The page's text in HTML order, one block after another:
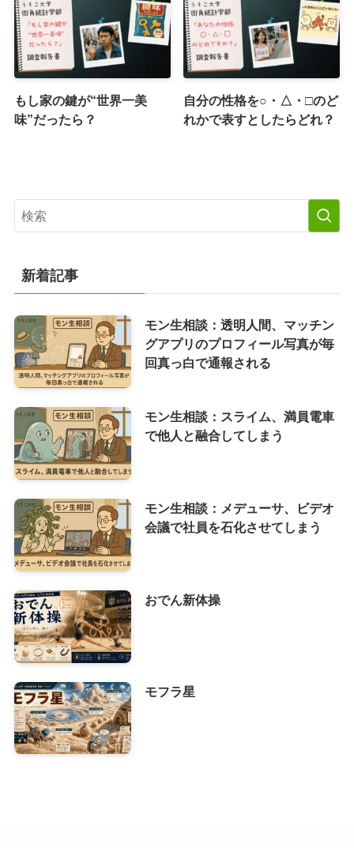
もし家の鍵が“世界一美
味”だったら？
自分の性格を○・△・□のど
れかで表すとしたらどれ？
新着記事
モン生相談：透明人間、マッチン
グアプリのプロフィール写真が毎
回真っ白で通報される
モン生相談：スライム、満員電車
で他人と融合してしまう
モン生相談：メデューサ、ビデオ
会議で社員を石化させてしまう
おでん新体操
モフラ星